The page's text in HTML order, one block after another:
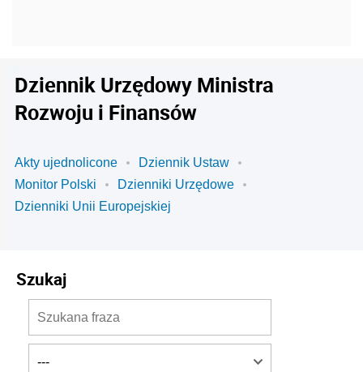
Dziennik Urzędowy Ministra
Rozwoju i Finansów
Akty ujednolicone
Dziennik Ustaw
Monitor Polski
Dzienniki Urzędowe
Dzienniki Unii Europejskiej
Szukaj